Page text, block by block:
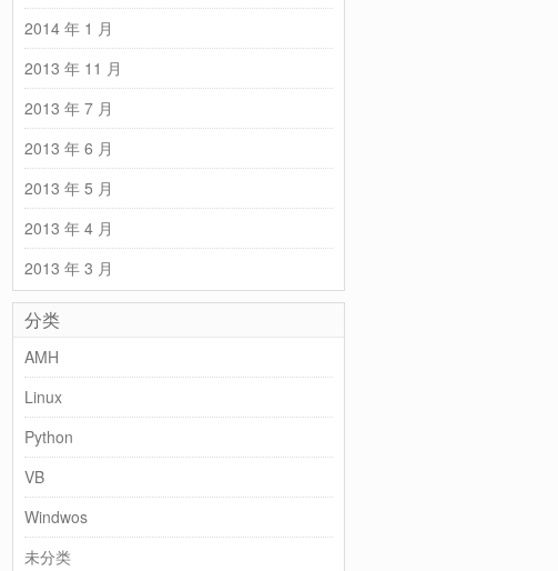
2014 年 1 月
2013 年 11 月
2013 年 7 月
2013 年 6 月
2013 年 5 月
2013 年 4 月
2013 年 3 月
分类
AMH
Linux
Python
VB
Windwos
未分类